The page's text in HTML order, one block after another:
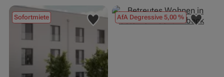
Sofortmiete AfA Degressive 5,00 %